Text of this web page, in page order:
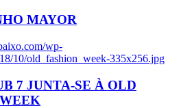
MAYOR
wp-
10/old_fashion_week-335x256.jpg
7 JUNTA-SE À OLD